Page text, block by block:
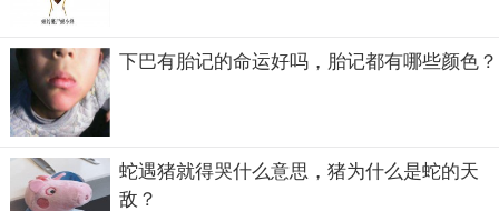
下巴有胎记的命运好吗，胎记都有哪些颜色？
蛇遇猪就得哭什么意思，猪为什么是蛇的天
敌？